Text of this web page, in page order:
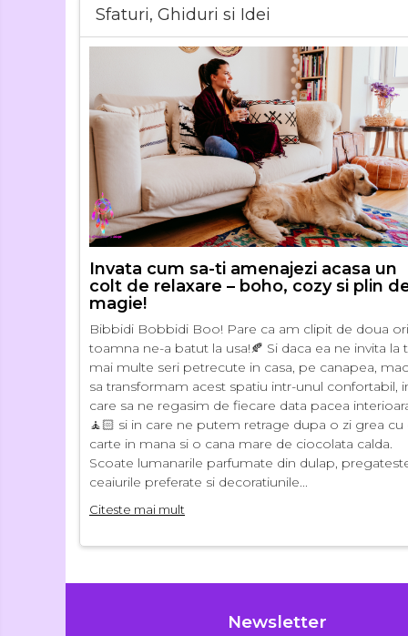
Sfaturi, Ghiduri si Idei
Invata cum sa-ti amenajezi acasa un
colt de relaxare – boho, cozy si plin
magie!
Bibbidi Bobbidi Boo! Pare ca am clipit de doua
toamna ne-a batut la usa!🍂 Si daca ea ne invita la
mai multe seri petrecute in casa, pe canapea,
sa transformam acest spatiu intr-unul confortabil,
care sa ne regasim de fiecare data pacea
🧘🏻 si in care ne putem retrage dupa o zi grea cu
carte in mana si o cana mare de ciocolata calda.
Scoate lumanarile parfumate din dulap,
ceaiurile preferate si decoratiunile...
Citeste mai mult
Newsletter